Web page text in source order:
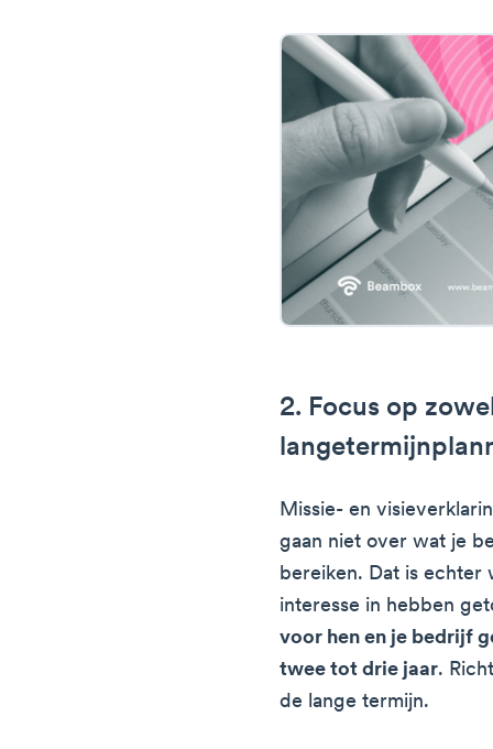
2. Focus op
Missie- en
gaan niet over wat je
bereiken. Dat is echter
interesse in hebben
voor hen en je bedrijf
twee tot drie jaar.
de lange termijn.